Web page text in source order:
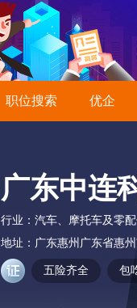
职位搜索 优企
广东中连
行业： 汽车、摩托车及零
地址： 广东惠州广东省惠
五险齐全 包